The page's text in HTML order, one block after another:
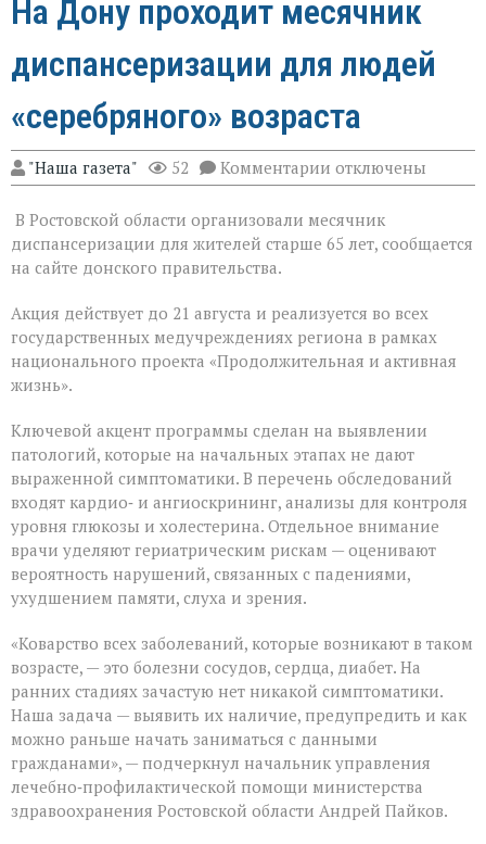
На Дону проходит месячник
диспансеризации для людей
«серебряного» возраста
"Наша газета" 52 Комментарии к
записи
Дону
проходит
месячник
людей
«серебряного»
возраста
отключены
В Ростовской области организовали месячник
диспансеризации для жителей старше 65 лет, сообщается
на сайте донского правительства.
Акция действует до 21 августа и реализуется во всех
государственных медучреждениях региона в рамках
национального проекта «Продолжительная и активная
жизнь».
Ключевой акцент программы сделан на выявлении
патологий, которые на начальных этапах не дают
выраженной симптоматики. В перечень обследований
входят кардио‑ и ангиоскрининг, анализы для контроля
уровня глюкозы и холестерина. Отдельное внимание
врачи уделяют гериатрическим рискам — оценивают
вероятность нарушений, связанных с падениями,
ухудшением памяти, слуха и зрения.
«Коварство всех заболеваний, которые возникают в таком
возрасте, — это болезни сосудов, сердца, диабет. На
ранних стадиях зачастую нет никакой симптоматики.
Наша задача — выявить их наличие, предупредить и как
можно раньше начать заниматься с данными
гражданами», — подчеркнул начальник управления
лечебно‑профилактической помощи министерства
здравоохранения Ростовской области Андрей Пайков.